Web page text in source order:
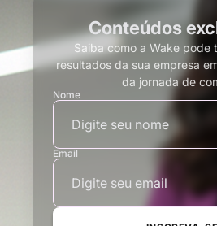
Conteúdos
Saiba como a Wake pode
resultados da sua empresa
da jornada de
Nome
Email